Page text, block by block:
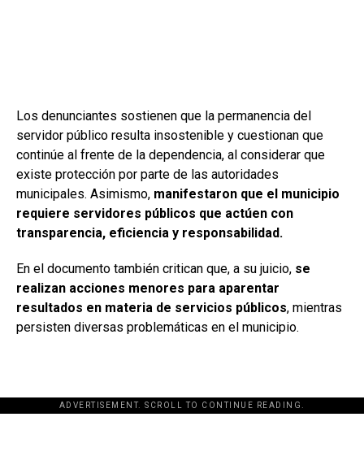
Los denunciantes sostienen que la permanencia del
servidor público resulta insostenible y cuestionan que
continúe al frente de la dependencia, al considerar que
existe protección por parte de las autoridades
municipales. Asimismo, manifestaron que el municipio
requiere servidores públicos que actúen con
transparencia, eficiencia y responsabilidad.
En el documento también critican que, a su juicio, se
realizan acciones menores para aparentar
resultados en materia de servicios públicos, mientras
persisten diversas problemáticas en el municipio.
ADVERTISEMENT. SCROLL TO CONTINUE READING.
[adsforwp id="243463"]